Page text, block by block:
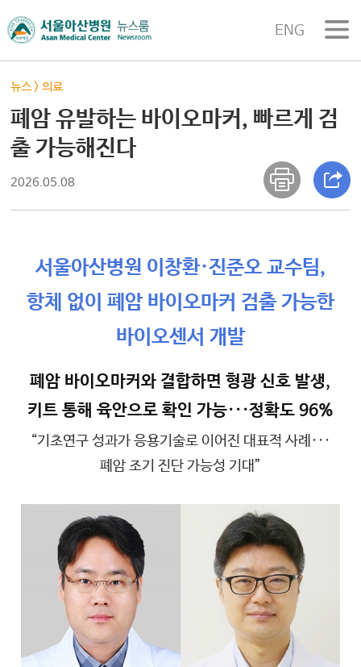
ENG
뉴스 >의료
폐암 유발하는 바이오마커, 빠르게 검
출 가능해진다
2026.05.08
서울아산병원 이창환·진준오 교수팀,
항체 없이 폐암 바이오마커 검출 가능한
바이오센서 개발
폐암 바이오마커와 결합하면 형광 신호 발생,
키트 통해 육안으로 확인 가능···정확도 96%
“기초연구 성과가 응용기술로 이어진 대표적 사례···
폐암 조기 진단 가능성 기대”